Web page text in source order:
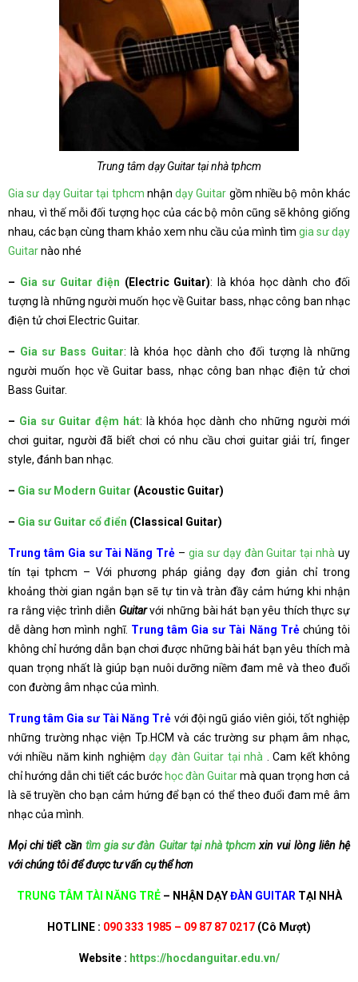
Trung tâm dạy Guitar tại nhà tphcm
Gia sư dạy Guitar tại tphcm nhậndạy Guitar gồm nhiều bộ môn khác
nhau, vì thế mỗi đối tượng học của các bộ môn cũng sẽ không giống
nhau, các bạn cùng tham khảo xem nhu cầu của mình tìm gia sư dạy
Guitarnào nhé
– Gia sư Guitar điện (Electric Guitar): là khóa học dành cho đối
tượng là những người muốn học về Guitar bass, nhạc công ban nhạc
điện tử chơi Electric Guitar.
– Gia sư Bass Guitar: là khóa học dành cho đối tượng là những
người muốn học về Guitar bass, nhạc công ban nhạc điện tử chơi
Bass Guitar.
– Gia sư Guitar đệm hát: là khóa học dành cho những người mới
chơi guitar, người đã biết chơi có nhu cầu chơi guitar giải trí, finger
style, đánh ban nhạc.
– Gia sư Modern Guitar (Acoustic Guitar)
– Gia sư Guitar cổ điển (Classical Guitar)
Trung tâm Gia sư Tài Năng Trẻ – gia sư dạy đàn Guitar tại nhà uy
tín tại tphcm – Với phương pháp giảng dạy đơn giản chỉ trong
khoảng thời gian ngắn bạn sẽ tự tin và tràn đầy cảm hứng khi nhận
ra rằng việc trình diễn Guitarvới những bài hát bạn yêu thích thực sự
dễ dàng hơn mình nghĩ. Trung tâm Gia sư Tài Năng Trẻchúng tôi
không chỉ hướng dẫn bạn chơi được những bài hát bạn yêu thích mà
quan trọng nhất là giúp bạn nuôi dưỡng niềm đam mê và theo đuổi
con đường âm nhạc của mình.
Trung tâm Gia sư Tài Năng Trẻ với đội ngũ giáo viên giỏi, tốt nghiệp
những trường nhạc viện Tp.HCM và các trường sư phạm âm nhạc,
với nhiều năm kinh nghiệmdạy đàn Guitar tại nhà . Cam kết không
chỉ hướng dẫn chi tiết các bước học đàn Guitarmà quan trọng hơn cả
là sẽ truyền cho bạn cảm hứng để bạn có thể theo đuổi đam mê âm
nhạc của mình.
Mọi chi tiết cần tìm gia sư đàn Guitar tại nhà tphcm xin vui lòng liên hệ
với chúng tôi để được tư vấn cụ thể hơn
TRUNG TÂM TÀI NĂNG TRẺ – NHẬN DẠYĐÀN GUITAR TẠI NHÀ
HOTLINE : 090 333 1985 – 09 87 87 0217 (Cô Mượt)
Website : https://hocdanguitar.edu.vn/